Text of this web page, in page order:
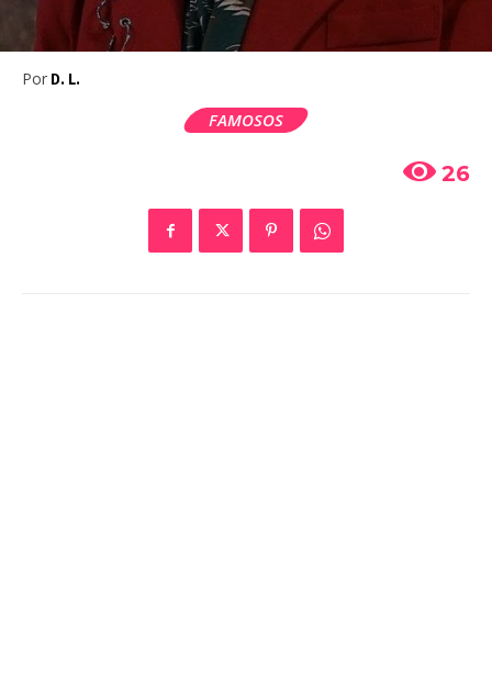
Por D. L.
FAMOSOS
26